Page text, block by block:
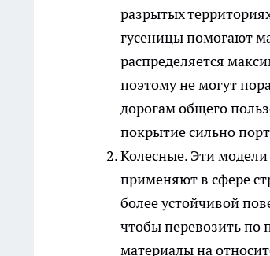
разрытых
гусеницы помогают
распределяется
поэтому не могут
дорогам общего
покрытие сильно
Колесные. Эти
применяют в сфере
более устойчивой
чтобы перевозить по
материалы на